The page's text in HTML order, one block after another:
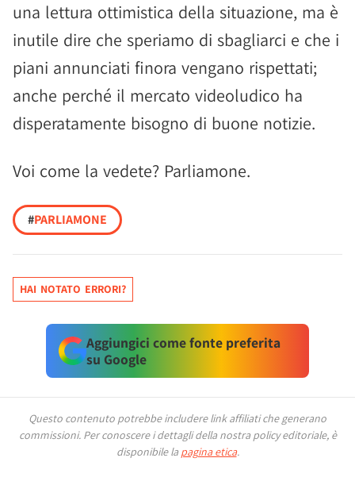
una lettura ottimistica della situazione, ma è
inutile dire che speriamo di sbagliarci e che i
piani annunciati finora vengano rispettati;
anche perché il mercato videoludico ha
disperatamente bisogno di buone notizie.
Voi come la vedete? Parliamone.
#PARLIAMONE
HAI NOTATO ERRORI?
Aggiungici come fonte preferita
su Google
Questo contenuto potrebbe includere link affiliati che generano
commissioni. Per conoscere i dettagli della nostra policy editoriale, è
disponibile la pagina etica.